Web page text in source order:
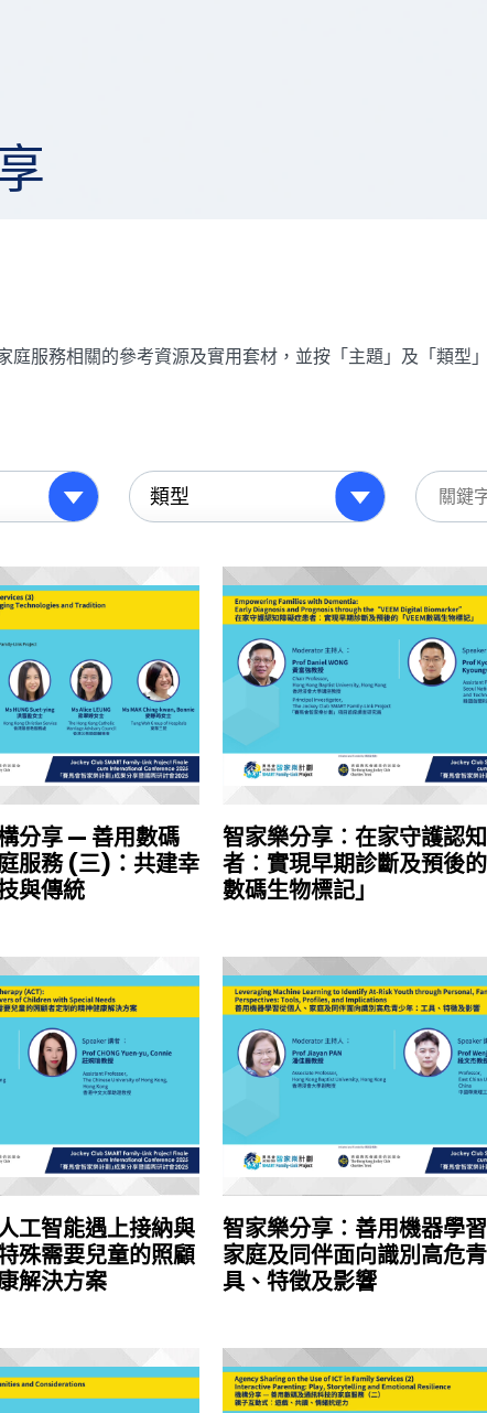
庭服務相關的參考資源及實用套材，並按「主題」及「類型
分享 — 善用數碼
服務 (三)：共建幸
與傳統
智家樂分享︰在家守護認
者︰實現早期診斷及預後
數碼生物標記」
工智能遇上接納與
殊需要兒童的照顧
解決方案
智家樂分享︰善用機器學
家庭及同伴面向識別高危
具、特徵及影響